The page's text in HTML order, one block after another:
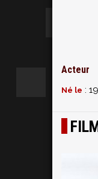
Acteur
Né le :